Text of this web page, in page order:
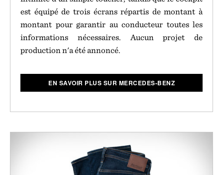
est équipé de trois écrans répartis de montant à
montant pour garantir au conducteur toutes les
informations nécessaires. Aucun projet de
production n'a été annoncé.
EN SAVOIR PLUS SUR MERCEDES-BENZ